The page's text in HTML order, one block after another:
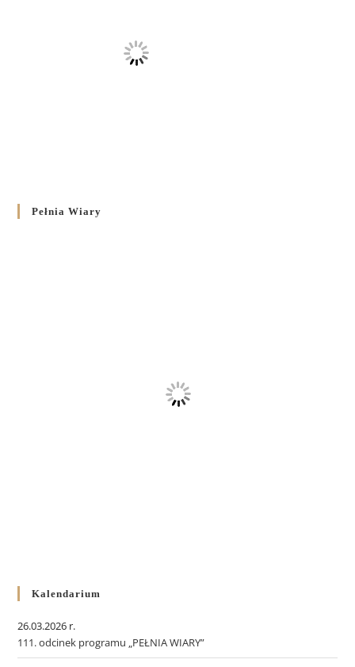
Pełnia Wiary
Kalendarium
26.03.2026 r.
111. odcinek programu „PEŁNIA WIARY”